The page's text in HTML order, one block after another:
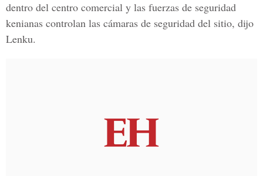
dentro del centro comercial y las fuerzas de seguridad
kenianas controlan las cámaras de seguridad del sitio, dijo
Lenku.